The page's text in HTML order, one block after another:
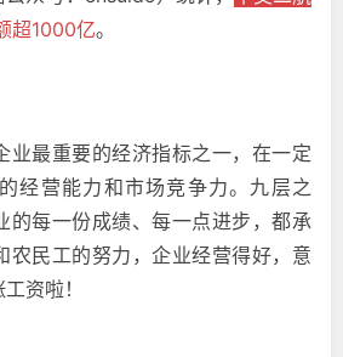
超1000亿。
业最重要的经济指标之一，在一定
经营能力和市场竞争力。九层之
的每一份成绩、每一点进步，都承
农民工的努力，企业经营得好，意
资啦！